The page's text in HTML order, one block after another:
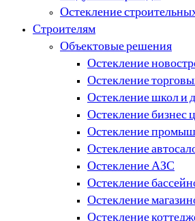
Остекление
Строителям
Объектовые решения
Остекление
Остекление
Остекление школ и
Остекление бизнес
Остекление
Остекление
Остекление АЗС
Остекление
Остекление
Остекление